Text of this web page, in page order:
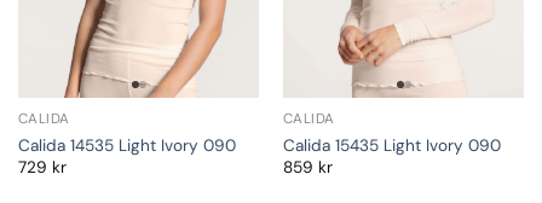
CALIDA
Calida 14535 Light Ivory 090
729 kr
CALIDA
Calida 15435 Light Ivory 090
859 kr